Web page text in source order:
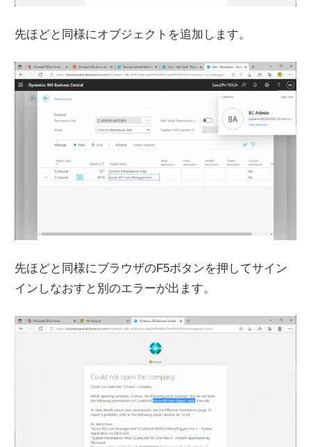
先ほどと同様にオブジェクトを追加します。
先ほどと同様にブラウザのF5ボタンを押してサイン
インしなおすと別のエラーが出ます。